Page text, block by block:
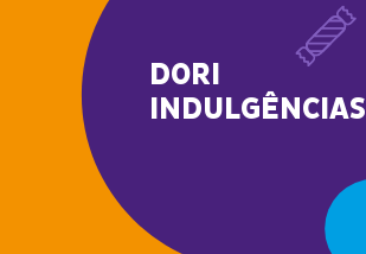
DORI
INDULGÊNCIAS